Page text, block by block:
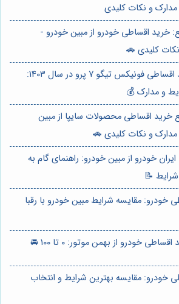
و نکات کلیدی
خرید اقساطی خودرو از مبین خودرو -
نکات کلیدی 🚗
⭐️راهنمای خرید اقساطی فونیکس تیگو 7 پرو در سال 1403:
و مدارک 💰
خرید اقساطی محصولات سایپا از مبین
و نکات کلیدی 🚗
خودرو از مبین خودرو: راهنمای گام به
📝
خودرو: مقایسه شرایط مبین خودرو با رقبا
خودرو از بهمن موتور: ۰ تا ۱۰۰ 🚘
خودرو: مقایسه بهترین شرایط و انتخاب